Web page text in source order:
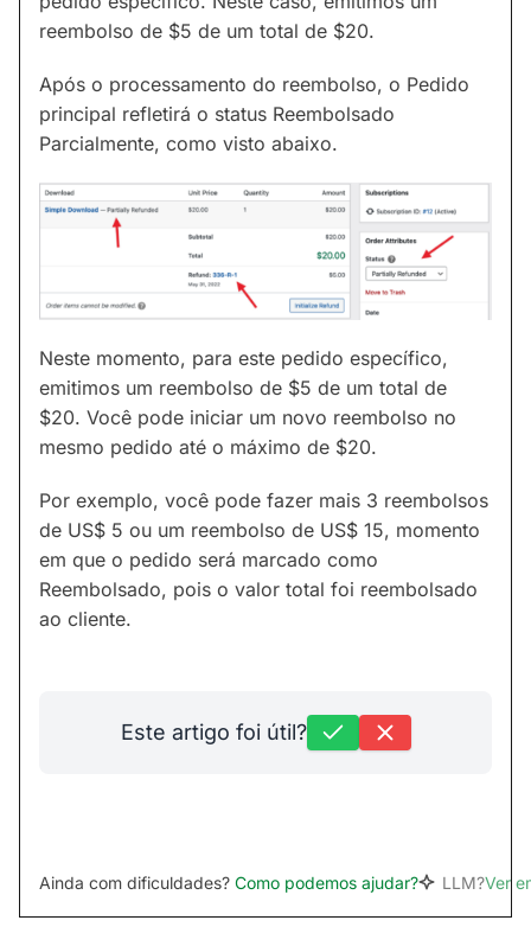
reembolso de $5 de um total de $20.
Após o processamento do reembolso, o Pedido
principal refletirá o status Reembolsado
Parcialmente, como visto abaixo.
Neste momento, para este pedido específico,
emitimos um reembolso de $5 de um total de
$20. Você pode iniciar um novo reembolso no
mesmo pedido até o máximo de $20.
Por exemplo, você pode fazer mais 3 reembolsos
de US$ 5 ou um reembolso de US$ 15, momento
em que o pedido será marcado como
Reembolsado, pois o valor total foi reembolsado
ao cliente.
Este artigo foi útil?
Ainda com dificuldades? Como podemos ajudar? LLM?Ver